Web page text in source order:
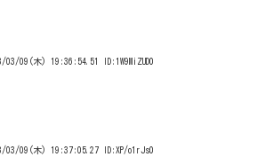
03/09(木) 19:36:54.51 ID:1W9MiZUD0
03/09(木) 19:37:05.27 ID:XP/o1rJs0